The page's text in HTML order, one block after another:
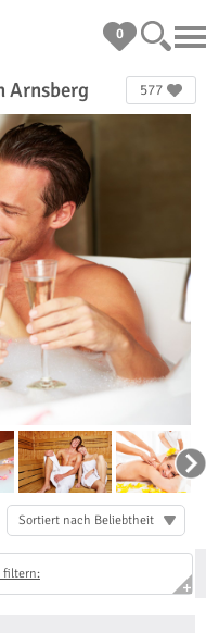
0
Arnsberg 577
Sortiert nach Beliebtheit
filtern: